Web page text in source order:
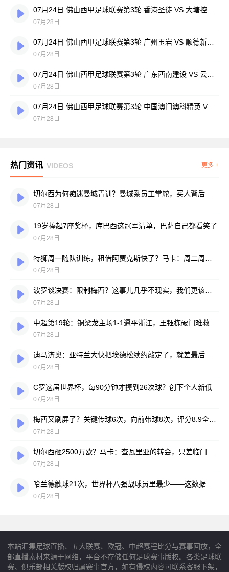
07月28日
07月28日
07月28日
07月24日 佛山西甲足球联赛第3轮 中国澳门澳科精英 VS 藝品高國際 全场录像
07月28日
热门资讯 VIDEOS 更多 +
07月28日
19岁捧起7座奖杯，库巴西这冠军清单，巴萨自己都看笑了
07月28日
07月28日
07月28日
07月28日
07月28日
C罗这届世界杯，每90分钟才摸到26次球？创下个人新低
07月28日
07月28日
07月28日
07月28日
本站汇集足球直播、五大联赛、欧冠、中超赛程比分与赛事回放，全
部直播素材来源于网络，平台不存储任何足球赛事版权。各类足球联
赛、俱乐部相关版权归属赛事官方，如有侵权内容可联系客服下架，